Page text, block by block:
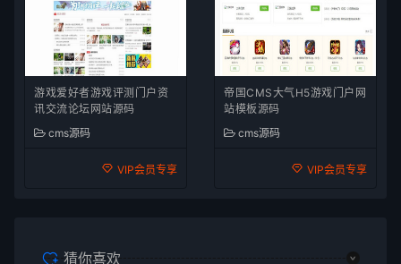
游戏爱好者游戏评测门户资
讯交流论坛网站源码
cms源码
VIP会员专享
帝国CMS大气H5游戏门户网
站模板源码
cms源码
VIP会员专享
猜你喜欢